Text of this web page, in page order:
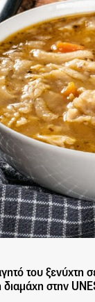
του ξενύχτη
στην